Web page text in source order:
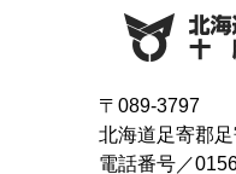
2019年02月
2019年01月
2018年03月
2018年01月
2017年04月
2017年02月
2016年05月
2016年04月
2016年03月
〒089-3797
北海道足寄郡
電話番号／